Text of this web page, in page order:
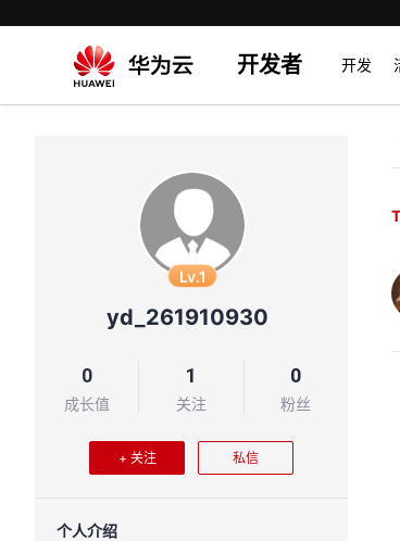
开发者 开发
Lv.1
yd_261910930
0
成长值
1
关注
0
粉丝
+ 关注 私信
个人介绍